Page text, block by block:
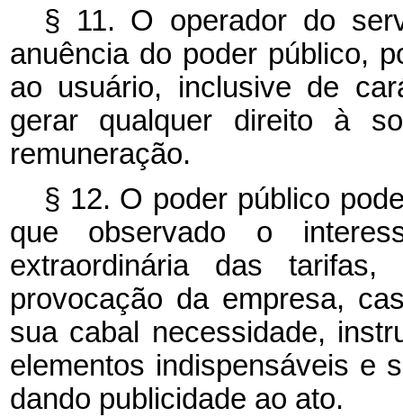
§ 11. O operador do
anuência do poder público,
ao usuário, inclusive de
gerar qualquer direito à
remuneração.
§ 12. O poder público
que observado o
extraordinária das
provocação da empresa,
sua cabal necessidade,
elementos indispensáveis e
dando publicidade ao ato.